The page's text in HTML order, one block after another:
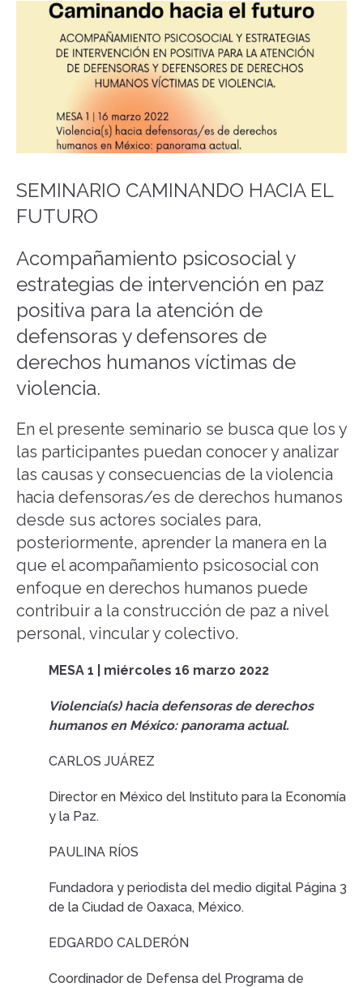
SEMINARIO CAMINANDO HACIA EL
FUTURO
Acompañamiento psicosocial y
estrategias de intervención en paz
positiva para la atención de
defensoras y defensores de
derechos humanos víctimas de
violencia.
En el presente seminario se busca que los y
las participantes puedan conocer y analizar
las causas y consecuencias de la violencia
hacia defensoras/es de derechos humanos
desde sus actores sociales para,
posteriormente, aprender la manera en la
que el acompañamiento psicosocial con
enfoque en derechos humanos puede
contribuir a la construcción de paz a nivel
personal, vincular y colectivo.
MESA 1 | miércoles 16 marzo 2022
Violencia(s) hacia defensoras de derechos
humanos en México: panorama actual.
CARLOS JUÁREZ
Director en México del Instituto para la Economía
y la Paz.
PAULINA RÍOS
Fundadora y periodista del medio digital Página 3
de la Ciudad de Oaxaca, México.
EDGARDO CALDERÓN
Coordinador de Defensa del Programa de